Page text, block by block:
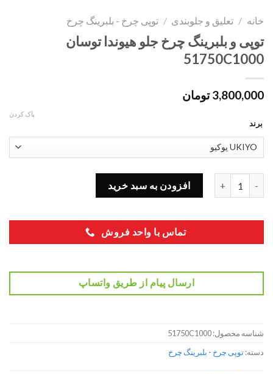
خانه / تعلیق و جلوبندی / توپی چرخ - بلبرینگ چرخ
توپی و بلبرینگ چرخ جلو هیوندا توسان
51750C1000
3,800,000 تومان
برند
پاک کردن
توپی و بلبرینگ چرخ جلو هیوندا توسان 51750C1000 عدد
افزودن به سبد خرید
تماس با واحد فروش
ارسال پیام از طریق واتساپ
شناسه محصول:51750C1000
دسته:توپی چرخ - بلبرینگ چرخ